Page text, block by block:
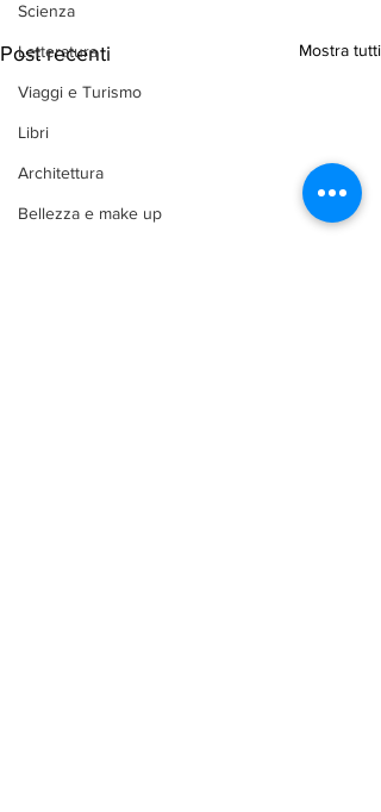
Scienza
Letteratura
Viaggi e Turismo
Libri
Architettura
Bellezza e make up
Post recenti Mostra tutti